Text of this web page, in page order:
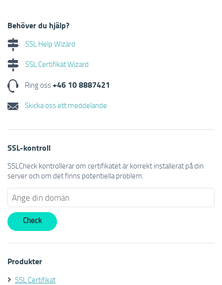
Behöver du hjälp?
SSL Help Wizard
SSL Certifikat Wizard
Ring oss+46 10 8887421
Skicka oss ett meddelande
SSL-kontroll
SSLCheck kontrollerar om certifikatet är korrekt installerat på din
server och om det finns potentiella problem.
Produkter
SSL Certifikat